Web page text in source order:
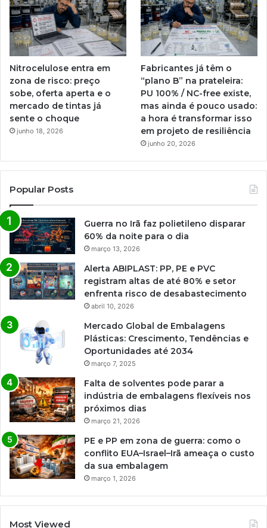
Nitrocelulose entra em
zona de risco: preço
sobe, oferta aperta e o
mercado de tintas já
sente o choque
junho 18, 2026
Fabricantes já têm o
“plano B” na prateleira:
PU 100% / NC-free existe,
mas ainda é pouco usado:
a hora é transformar isso
em projeto de resiliência
junho 20, 2026
Popular Posts
Guerra no Irã faz polietileno disparar
60% da noite para o dia
março 13, 2026
Alerta ABIPLAST: PP, PE e PVC
registram altas de até 80% e setor
enfrenta risco de desabastecimento
abril 10, 2026
Mercado Global de Embalagens
Plásticas: Crescimento, Tendências e
Oportunidades até 2034
março 7, 2025
Falta de solventes pode parar a
indústria de embalagens flexíveis nos
próximos dias
março 21, 2026
PE e PP em zona de guerra: como o
conflito EUA–Israel–Irã ameaça o custo
da sua embalagem
março 1, 2026
Most Viewed